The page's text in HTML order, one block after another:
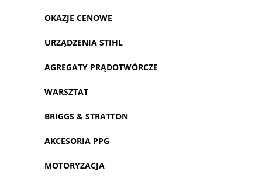
OKAZJE CENOWE
URZĄDZENIA STIHL
AGREGATY PRĄDOTWÓRCZE
WARSZTAT
BRIGGS & STRATTON
AKCESORIA PPG
MOTORYZACJA